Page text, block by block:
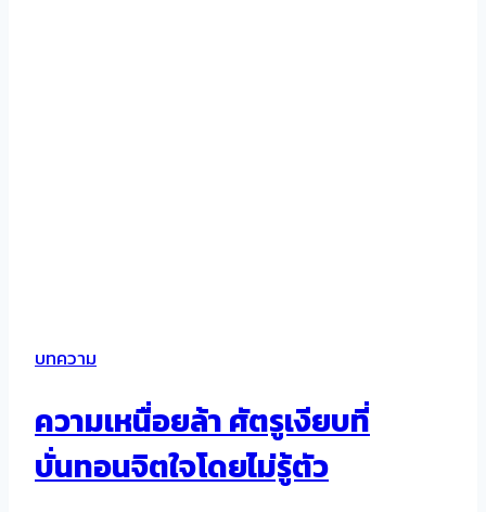
บทความ
ความเหนื่อยล้า ศัตรูเงียบที่
บั่นทอนจิตใจโดยไม่รู้ตัว